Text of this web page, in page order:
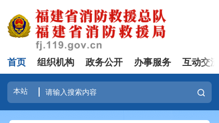
首页 组织机构 政务公开 办事服务 互动交